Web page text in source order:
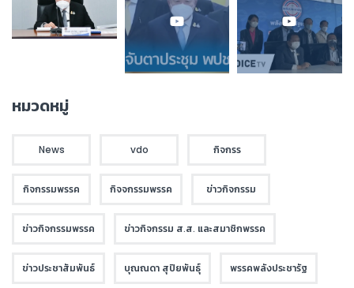
หมวดหมู่
News vdo กิจกรร
กิจกรรมพรรค กิจจกรรมพรรค ข่าวกิจกรรม
ข่าวกิจกรรมพรรค ข่าวกิจกรรม ส.ส. และสมาชิกพรรค
ข่าวประชาสัมพันธ์ บุณณดา สุปิยพันธุ์ พรรคพลังประชารัฐ